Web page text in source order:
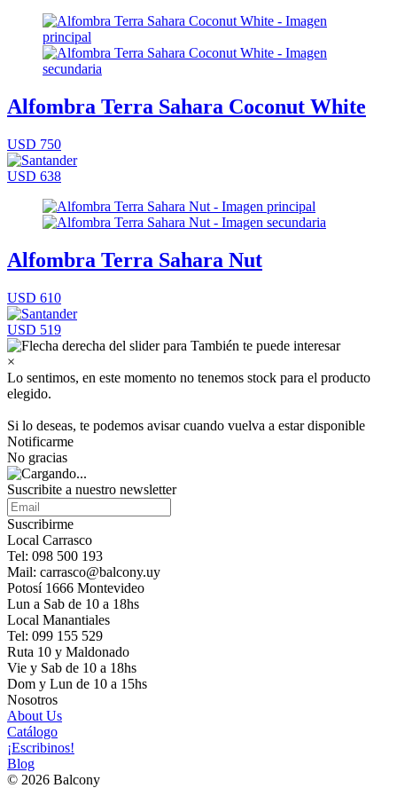
Alfombra Terra Sahara Coconut White
USD 750
USD 638
Alfombra Terra Sahara Nut
USD 610
USD 519
×
Lo sentimos, en este momento no tenemos stock para el producto
elegido.
Si lo deseas, te podemos avisar cuando vuelva a estar disponible
Notificarme
No gracias
Suscribite a nuestro newsletter
Suscribirme
Local Carrasco
Tel: 098 500 193
Mail: carrasco@balcony.uy
Potosí 1666 Montevideo
Lun a Sab de 10 a 18hs
Local Manantiales
Tel: 099 155 529
Ruta 10 y Maldonado
Vie y Sab de 10 a 18hs
Dom y Lun de 10 a 15hs
Nosotros
About Us
Catálogo
¡Escribinos!
Blog
© 2026 Balcony